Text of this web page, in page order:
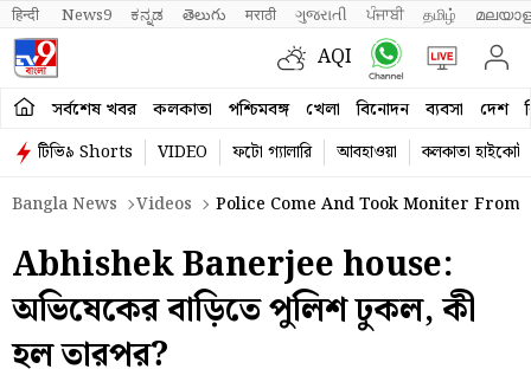
हिन्दी News9 ಕನ್ನಡ తెలుగు मराठी ગુજરાતી ਪੰਜਾਬੀ தமிழ்
AQI
সর্বশেষ খবর কলকাতা পশ্চিমবঙ্গ খেলা বিনোদন ব্যবসা দেশ
টিভি৯ Shorts VIDEO ফটো গ্যালারি আবহাওয়া
কলকাতা হাইকোর্ট
Bangla News
Videos Police Come And Took Moniter From
Abhishek Banerjee house:
অভিষেকের বাড়িতে পুলিশ ঢুকল, কী
হল তারপর?